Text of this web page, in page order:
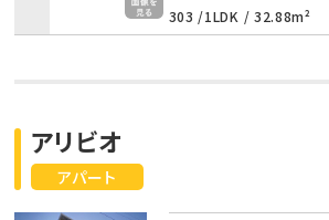
303 /1LDK / 32.88m²
アパート
アリビオ